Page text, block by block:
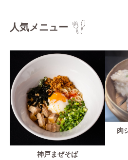
人気メニュー
神戸まぜそば
肉